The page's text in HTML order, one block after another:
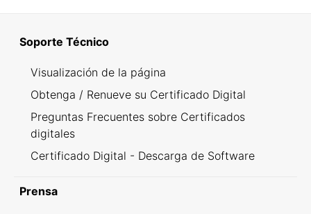
Soporte Técnico
Visualización de la página
Obtenga / Renueve su Certificado Digital
Preguntas Frecuentes sobre Certificados
digitales
Certificado Digital - Descarga de Software
Prensa